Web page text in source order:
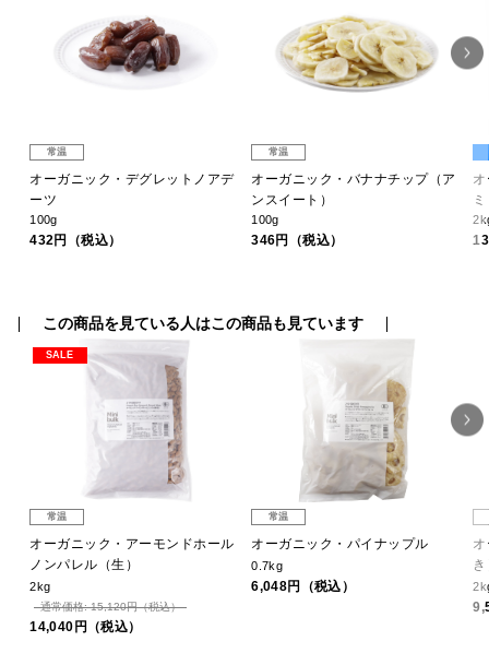
常温
オーガニック・デグレットノアデ
ーツ
100g
432円（税込）
常温
オーガニック・バナナチップ（ア
ンスイート）
100g
346円（税込）
ミ
この商品を見ている人はこの商品も見ています
SALE
常温
オーガニック・アーモンドホール
ノンパレル（生）
2kg
通常価格: 15,120円（税込）
14,040円（税込）
常温
オーガニック・パイナップル
0.7kg
6,048円（税込）